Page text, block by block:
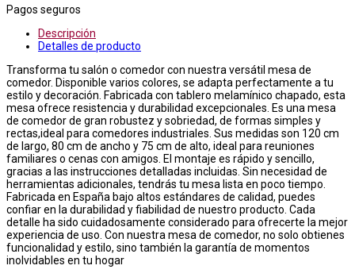
Pagos seguros
Descripción
Detalles de producto
Transforma tu salón o comedor con nuestra versátil mesa de
comedor. Disponible varios colores, se adapta perfectamente a tu
estilo y decoración. Fabricada con tablero melamínico chapado, esta
mesa ofrece resistencia y durabilidad excepcionales. Es una mesa
de comedor de gran robustez y sobriedad, de formas simples y
rectas,ideal para comedores industriales. Sus medidas son 120 cm
de largo, 80 cm de ancho y 75 cm de alto, ideal para reuniones
familiares o cenas con amigos. El montaje es rápido y sencillo,
gracias a las instrucciones detalladas incluidas. Sin necesidad de
herramientas adicionales, tendrás tu mesa lista en poco tiempo.
Fabricada en España bajo altos estándares de calidad, puedes
confiar en la durabilidad y fiabilidad de nuestro producto. Cada
detalle ha sido cuidadosamente considerado para ofrecerte la mejor
experiencia de uso. Con nuestra mesa de comedor, no solo obtienes
funcionalidad y estilo, sino también la garantía de momentos
inolvidables en tu hogar